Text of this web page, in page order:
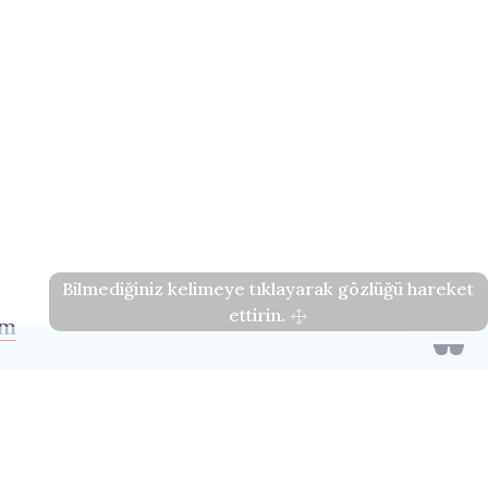
Bilmediğiniz kelimeye tıklayarak gözlüğü hareket
ettirin.